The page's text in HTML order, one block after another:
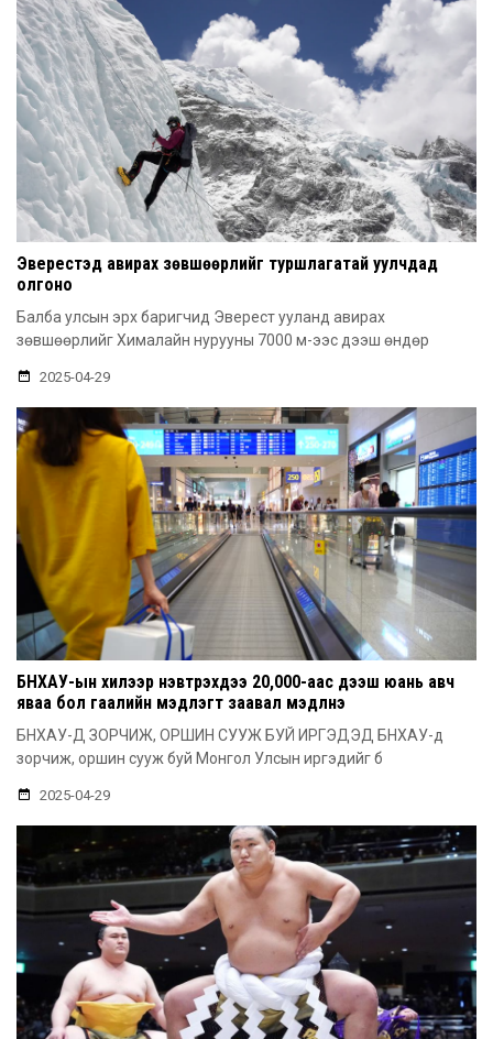
Эверестэд авирах зөвшөөрлийг туршлагатай уулчдад
олгоно
Балба улсын эрх баригчид Эверест ууланд авирах
зөвшөөрлийг Хималайн нурууны 7000 м-ээс дээш өндөр
2025-04-29
БНХАУ-ын хилээр нэвтрэхдээ 20,000-аас дээш юань авч
яваа бол гаалийн мэдүүлэгт заавал мэдүүлнэ
БНХАУ-Д ЗОРЧИЖ, ОРШИН СУУЖ БУЙ ИРГЭДЭД БНХАУ-д
зорчиж, оршин сууж буй Монгол Улсын иргэдийг б
2025-04-29